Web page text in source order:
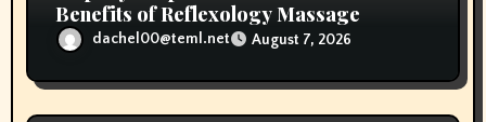
Benefits of Reflexology Massage
dachel00@teml.net August 7, 2026